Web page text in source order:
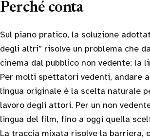
Perché conta
Sul piano pratico, la soluzione
degli altri” risolve un problema che
cinema dal pubblico non vedente: la
Per molti spettatori vedenti, andare
lingua originale è la scelta naturale
lavoro degli attori. Per un non
lingua del film, fino a oggi quella
La traccia mixata risolve la barriera,